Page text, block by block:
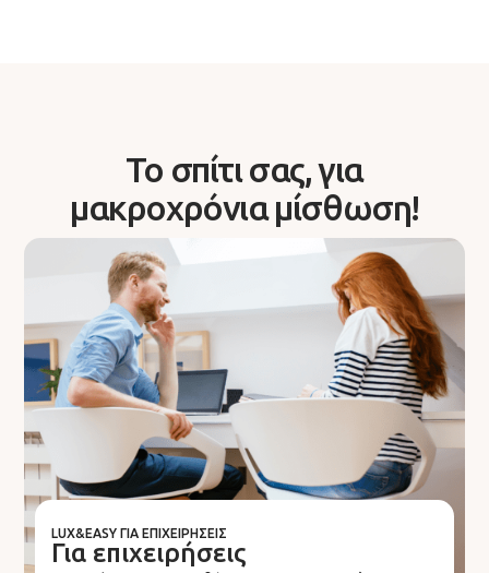
Το σπίτι σας, για
μακροχρόνια μίσθωση!
LUX&EASY ΓΙΑ ΕΠΙΧΕΙΡΉΣΕΙΣ
Για επιχειρήσεις